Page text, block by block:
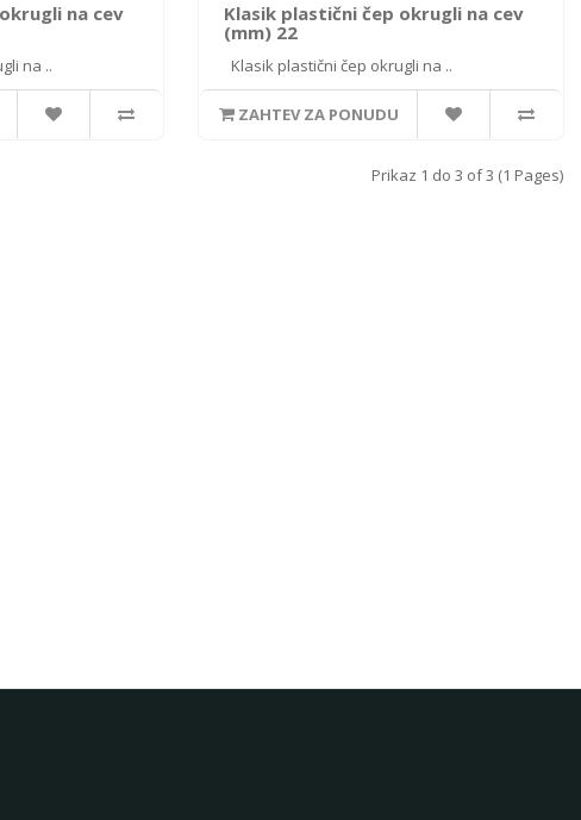
na cev
na ..
Klasik plastični čep okrugli na cev
(mm) 22
Klasik plastični čep okrugli na ..
ZAHTEV ZA PONUDU
Prikaz 1 do 3 of 3 (1 Pages)